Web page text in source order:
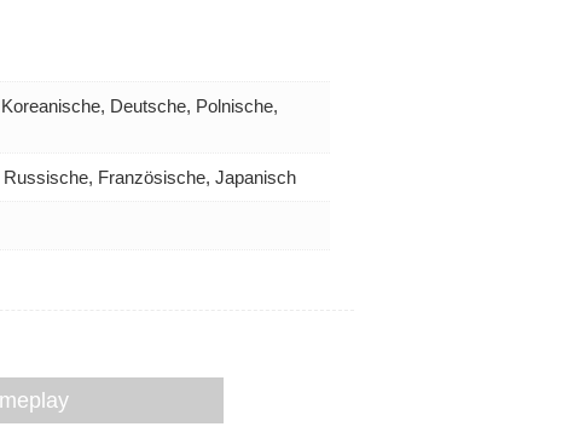
Deutsche, Polnische,
Französische, Japanisch